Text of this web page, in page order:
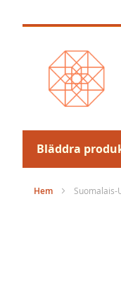
till
Bläddra
Hem Suomalais-